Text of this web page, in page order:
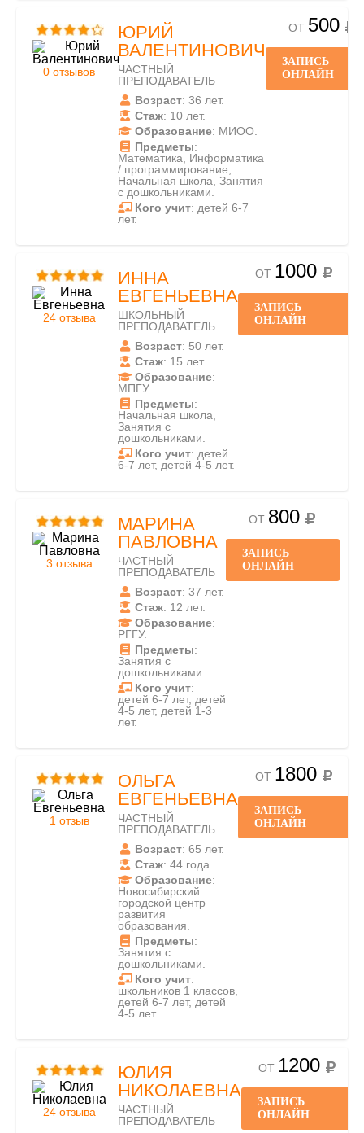
0 отзывов
ЮРИЙ
ВАЛЕНТИНОВИЧ
ЧАСТНЫЙ
ПРЕПОДАВАТЕЛЬ
Возраст: 36 лет.
Стаж: 10 лет.
Образование: МИОО.
Предметы:
Математика, Информатика
/ программирование,
Начальная школа, Занятия
с дошкольниками.
Кого учит: детей 6-7
лет.
ОТ 500
ЗАПИСЬ
ОНЛАЙН
24 отзыва
ИННА
ЕВГЕНЬЕВНА
ШКОЛЬНЫЙ
ПРЕПОДАВАТЕЛЬ
Возраст: 50 лет.
Стаж: 15 лет.
Образование:
МПГУ.
Предметы:
Начальная школа,
Занятия с
дошкольниками.
Кого учит: детей
6-7 лет, детей 4-5 лет.
ОТ 1000
ЗАПИСЬ
ОНЛАЙН
3 отзыва
МАРИНА
ПАВЛОВНА
ЧАСТНЫЙ
ПРЕПОДАВАТЕЛЬ
Возраст: 37 лет.
Стаж: 12 лет.
Образование:
РГГУ.
Предметы:
Занятия с
дошкольниками.
Кого учит:
детей 6-7 лет, детей
4-5 лет, детей 1-3
лет.
ОТ 800
ЗАПИСЬ
ОНЛАЙН
1 отзыв
ОЛЬГА
ЕВГЕНЬЕВНА
ЧАСТНЫЙ
ПРЕПОДАВАТЕЛЬ
Возраст: 65 лет.
Стаж: 44 года.
Образование:
Новосибирский
городской центр
развития
образования.
Предметы:
Занятия с
дошкольниками.
Кого учит:
школьников 1 классов,
детей 6-7 лет, детей
4-5 лет.
ОТ 1800
ЗАПИСЬ
ОНЛАЙН
24 отзыва
ЮЛИЯ
НИКОЛАЕВНА
ЧАСТНЫЙ
ПРЕПОДАВАТЕЛЬ
ОТ 1200
ЗАПИСЬ
ОНЛАЙН